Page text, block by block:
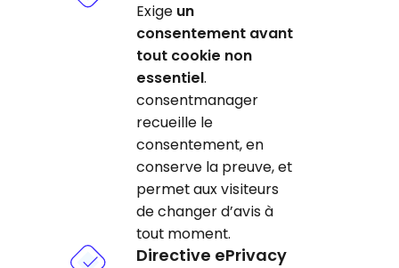
Exige un
consentement avant
tout cookie non
essentiel.
consentmanager
recueille le
consentement, en
conserve la preuve, et
permet aux visiteurs
de changer d’avis à
tout moment.
Directive ePrivacy